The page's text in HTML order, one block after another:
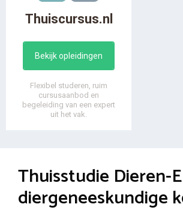
Thuiscursus.nl
Bekijk opleidingen
Flexibel studeren, ruim
cursusaanbod en
begeleiding van een expert
uit het vak.
Thuisstudie Dieren-
diergeneeskundige